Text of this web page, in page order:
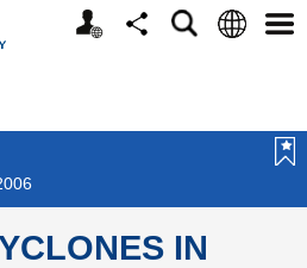
个
分
搜
语
选
IN